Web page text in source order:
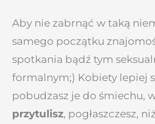
Aby nie zabrnąć w taką
samego początku
spotkania bądź tym
formalnym;) Kobiety lepiej
pobudzasz je do śmiechu,
przytulisz, pogłaszczesz,